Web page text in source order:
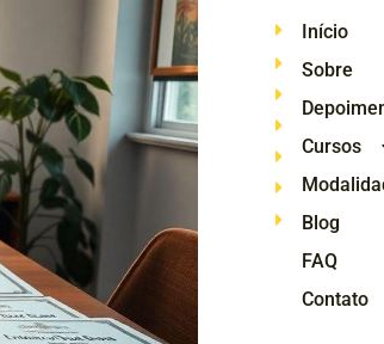
Início
Sobre
Cursos
Blog
FAQ
Contato